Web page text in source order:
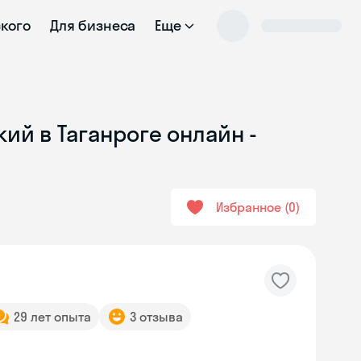
Для бизнеса Еще
в Таганроге онлайн -
Избранное 0
29 лет опыта 3 отзыва